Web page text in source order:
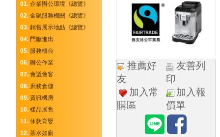
01.企業辦公環境《總覽》
02.金融服務機關《總覽》
03.銷售展示地點《總覽》
04.門廳進出
05.服務櫃台
06.辦公作業
07.會議會客
08.庶務倉儲
09.資訊機房
10.樣品展售
11.休憩育嬰
12.茶水如廁
推薦好
友
友善列
印
加入常
購區
加入報
價單